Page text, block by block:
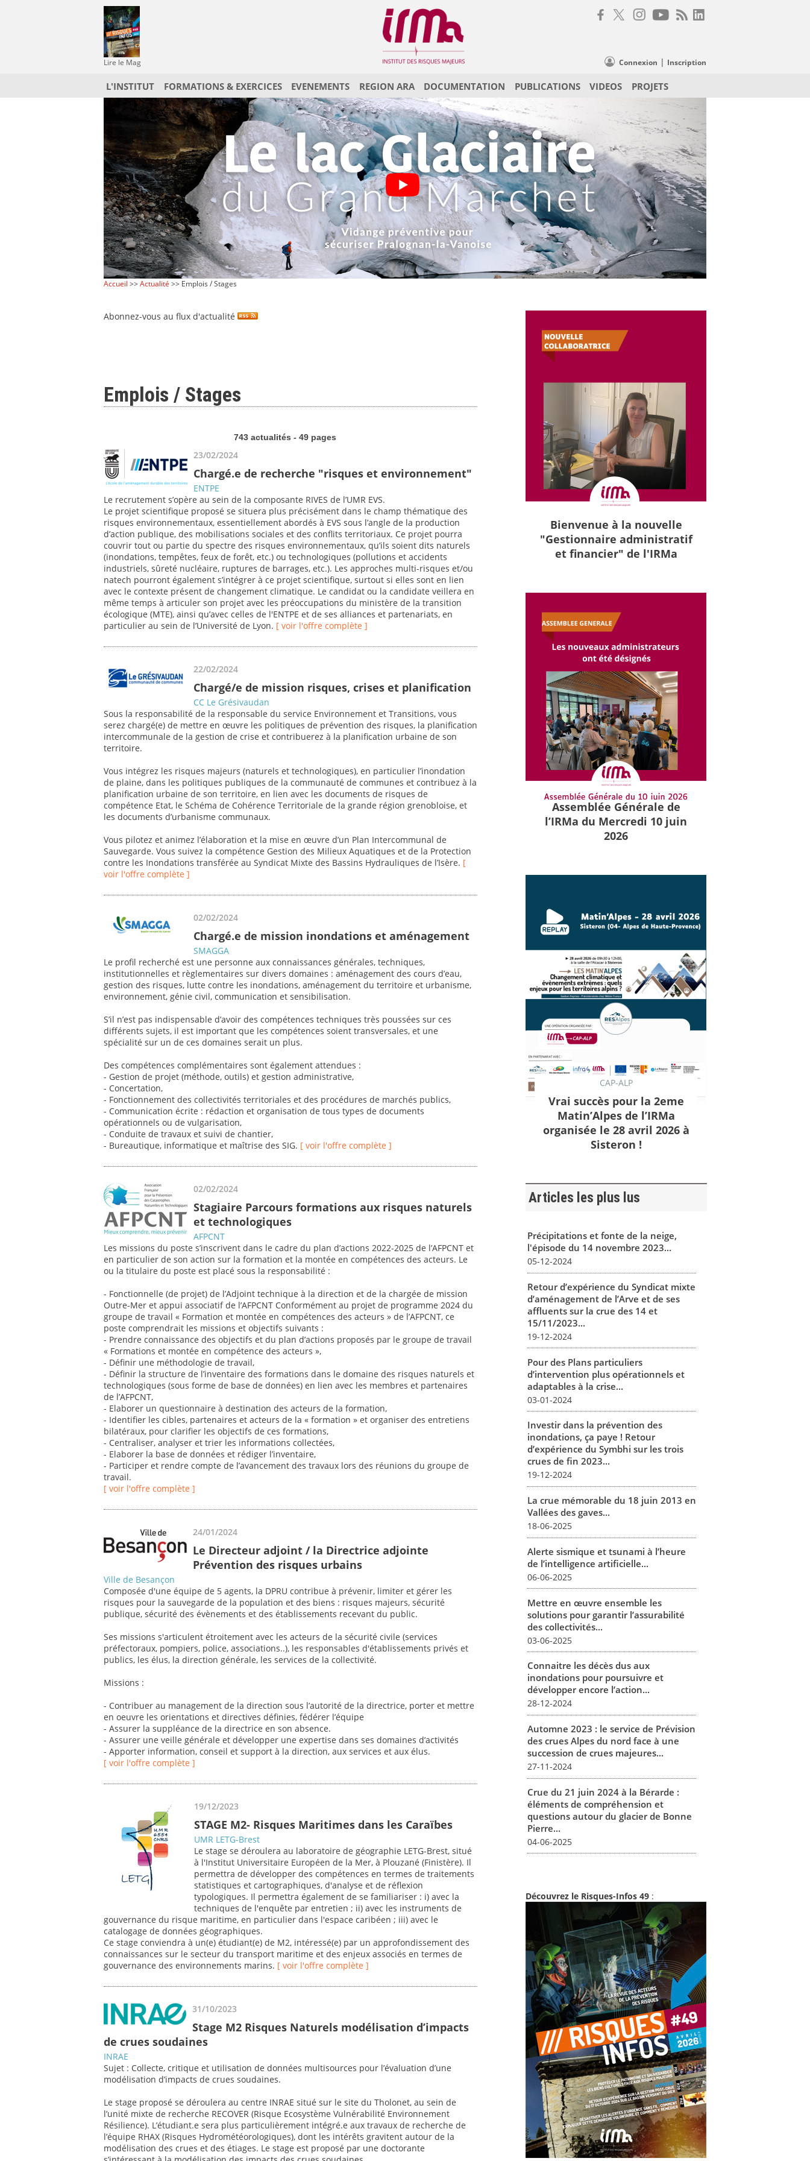
Lire le Mag Connexion | Inscription
L'INSTITUT FORMATIONS & EXERCICES EVENEMENTS REGION ARA DOCUMENTATION PUBLICATIONS VIDEOS PROJETS
Accueil >>Actualité >> Emplois / Stages
Abonnez-vous au flux d'actualité
Emplois / Stages
743 actualités - 49 pages
23/02/2024
Chargé.e de recherche "risques et environnement"
ENTPE
Le recrutement s’opère au sein de la composante RIVES de l’UMR EVS.
Le projet scientifique proposé se situera plus précisément dans le champ thématique des
risques environnementaux, essentiellement abordés à EVS sous l’angle de la production
d’action publique, des mobilisations sociales et des conflits territoriaux. Ce projet pourra
couvrir tout ou partie du spectre des risques environnementaux, qu’ils soient dits naturels
(inondations, tempêtes, feux de forêt, etc.) ou technologiques (pollutions et accidents
industriels, sûreté nucléaire, ruptures de barrages, etc.). Les approches multi-risques et/ou
natech pourront également s’intégrer à ce projet scientifique, surtout si elles sont en lien
avec le contexte présent de changement climatique. Le candidat ou la candidate veillera en
même temps à articuler son projet avec les préoccupations du ministère de la transition
écologique (MTE), ainsi qu’avec celles de l'ENTPE et de ses alliances et partenariats, en
particulier au sein de l’Université de Lyon. [ voir l'offre complète ]
22/02/2024
Chargé/e de mission risques, crises et planification
CC Le Grésivaudan
Sous la responsabilité de la responsable du service Environnement et Transitions, vous
serez chargé(e) de mettre en œuvre les politiques de prévention des risques, la planification
intercommunale de la gestion de crise et contribuerez à la planification urbaine de son
territoire.
Vous intégrez les risques majeurs (naturels et technologiques), en particulier l’inondation
de plaine, dans les politiques publiques de la communauté de communes et contribuez à la
planification urbaine de son territoire, en lien avec les documents de risques de
compétence Etat, le Schéma de Cohérence Territoriale de la grande région grenobloise, et
les documents d’urbanisme communaux.
Vous pilotez et animez l’élaboration et la mise en œuvre d’un Plan Intercommunal de
Sauvegarde. Vous suivez la compétence Gestion des Milieux Aquatiques et de la Protection
contre les Inondations transférée au Syndicat Mixte des Bassins Hydrauliques de l’Isère. [
voir l'offre complète ]
02/02/2024
Chargé.e de mission inondations et aménagement
SMAGGA
Le profil recherché est une personne aux connaissances générales, techniques,
institutionnelles et règlementaires sur divers domaines : aménagement des cours d’eau,
gestion des risques, lutte contre les inondations, aménagement du territoire et urbanisme,
environnement, génie civil, communication et sensibilisation.
S’il n’est pas indispensable d’avoir des compétences techniques très poussées sur ces
différents sujets, il est important que les compétences soient transversales, et une
spécialité sur un de ces domaines serait un plus.
Des compétences complémentaires sont également attendues :
- Gestion de projet (méthode, outils) et gestion administrative,
- Concertation,
- Fonctionnement des collectivités territoriales et des procédures de marchés publics,
- Communication écrite : rédaction et organisation de tous types de documents
opérationnels ou de vulgarisation,
- Conduite de travaux et suivi de chantier,
- Bureautique, informatique et maîtrise des SIG. [ voir l'offre complète ]
02/02/2024
Stagiaire Parcours formations aux risques naturels
et technologiques
AFPCNT
Les missions du poste s’inscrivent dans le cadre du plan d’actions 2022-2025 de l’AFPCNT et
en particulier de son action sur la formation et la montée en compétences des acteurs. Le
ou la titulaire du poste est placé sous la responsabilité :
- Fonctionnelle (de projet) de l’Adjoint technique à la direction et de la chargée de mission
Outre-Mer et appui associatif de l’AFPCNT Conformément au projet de programme 2024 du
groupe de travail « Formation et montée en compétences des acteurs » de l’AFPCNT, ce
poste comprendrait les missions et objectifs suivants :
- Prendre connaissance des objectifs et du plan d’actions proposés par le groupe de travail
« Formations et montée en compétence des acteurs »,
- Définir une méthodologie de travail,
- Définir la structure de l’inventaire des formations dans le domaine des risques naturels et
technologiques (sous forme de base de données) en lien avec les membres et partenaires
de l’AFPCNT,
- Elaborer un questionnaire à destination des acteurs de la formation,
- Identifier les cibles, partenaires et acteurs de la « formation » et organiser des entretiens
bilatéraux, pour clarifier les objectifs de ces formations,
- Centraliser, analyser et trier les informations collectées,
- Elaborer la base de données et rédiger l’inventaire,
- Participer et rendre compte de l’avancement des travaux lors des réunions du groupe de
travail.
[ voir l'offre complète ]
24/01/2024
Le Directeur adjoint / la Directrice adjointe
Prévention des risques urbains
Ville de Besançon
Composée d'une équipe de 5 agents, la DPRU contribue à prévenir, limiter et gérer les
risques pour la sauvegarde de la population et des biens : risques majeurs, sécurité
publique, sécurité des évènements et des établissements recevant du public.
Ses missions s'articulent étroitement avec les acteurs de la sécurité civile (services
préfectoraux, pompiers, police, associations..), les responsables d'établissements privés et
publics, les élus, la direction générale, les services de la collectivité.
Missions :
- Contribuer au management de la direction sous l’autorité de la directrice, porter et mettre
en oeuvre les orientations et directives définies, fédérer l’équipe
- Assurer la suppléance de la directrice en son absence.
- Assurer une veille générale et développer une expertise dans ses domaines d’activités
- Apporter information, conseil et support à la direction, aux services et aux élus.
[ voir l'offre complète ]
19/12/2023
STAGE M2- Risques Maritimes dans les Caraïbes
UMR LETG-Brest
Le stage se déroulera au laboratoire de géographie LETG-Brest, situé
à l'Institut Universitaire Européen de la Mer, à Plouzané (Finistère). Il
permettra de développer des compétences en termes de traitements
statistiques et cartographiques, d'analyse et de réflexion
typologiques. Il permettra également de se familiariser : i) avec la
techniques de l'enquête par entretien ; ii) avec les instruments de
gouvernance du risque maritime, en particulier dans l'espace caribéen ; iii) avec le
catalogage de données géographiques.
Ce stage conviendra à un(e) étudiant(e) de M2, intéressé(e) par un approfondissement des
connaissances sur le secteur du transport maritime et des enjeux associés en termes de
gouvernance des environnements marins. [ voir l'offre complète ]
31/10/2023
Stage M2 Risques Naturels modélisation d’impacts
de crues soudaines
INRAE
Sujet : Collecte, critique et utilisation de données multisources pour l’évaluation d’une
modélisation d’impacts de crues soudaines.
Le stage proposé se déroulera au centre INRAE situé sur le site du Tholonet, au sein de
l’unité mixte de recherche RECOVER (Risque Ecosystème Vulnérabilité Environnement
Résilience). L’étudiant.e sera plus particulièrement intégré.e aux travaux de recherche de
l’équipe RHAX (Risques Hydrométéorologiques), dont les intérêts gravitent autour de la
modélisation des crues et des étiages. Le stage est proposé par une doctorante
Bienvenue à la nouvelle
"Gestionnaire administratif
et financier" de l'IRMa
Assemblée Générale de
l’IRMa du Mercredi 10 juin
2026
CAP-ALP
Vrai succès pour la 2eme
Matin’Alpes de l’IRMa
organisée le 28 avril 2026 à
Sisteron !
Articles les plus lus
Précipitations et fonte de la neige,
l'épisode du 14 novembre 2023...
05-12-2024
Retour d’expérience du Syndicat mixte
d’aménagement de l’Arve et de ses
affluents sur la crue des 14 et
15/11/2023...
19-12-2024
Pour des Plans particuliers
d’intervention plus opérationnels et
adaptables à la crise...
03-01-2024
Investir dans la prévention des
inondations, ça paye ! Retour
d’expérience du Symbhi sur les trois
crues de fin 2023...
19-12-2024
La crue mémorable du 18 juin 2013 en
Vallées des gaves...
18-06-2025
Alerte sismique et tsunami à l’heure
de l’intelligence artificielle...
06-06-2025
Mettre en œuvre ensemble les
solutions pour garantir l’assurabilité
des collectivités...
03-06-2025
Connaitre les décès dus aux
inondations pour poursuivre et
développer encore l’action...
28-12-2024
Automne 2023 : le service de Prévision
des crues Alpes du nord face à une
succession de crues majeures...
27-11-2024
Crue du 21 juin 2024 à la Bérarde :
éléments de compréhension et
questions autour du glacier de Bonne
Pierre...
04-06-2025
Découvrez le Risques-Infos 49 :